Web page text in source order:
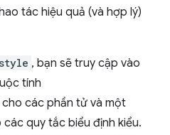
tác hiệu quả (và hợp lý)
, bạn sẽ truy cập vào
tính
cho các phần tử và một
các quy tắc biểu định kiểu.